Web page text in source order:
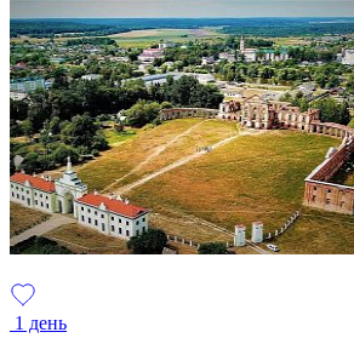
1 день